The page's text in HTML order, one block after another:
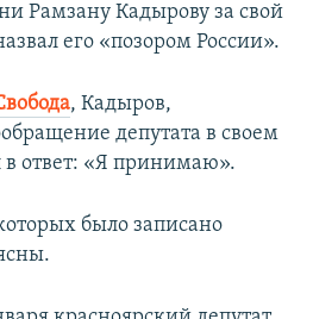
Рамзану Кадырову за свой
его «позором России».
, Кадыров,
депутата в своем
ответ: «Я принимаю».
было записано